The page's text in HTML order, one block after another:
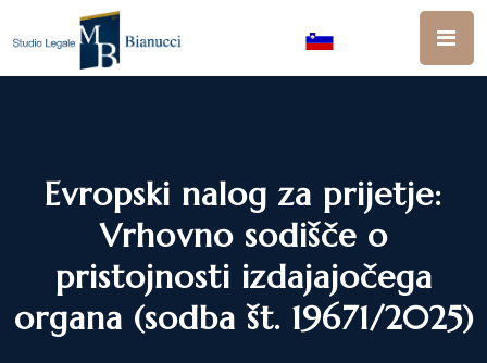
Evropski nalog za prijetje:
Vrhovno sodišče o
pristojnosti izdajajočega
organa (sodba št. 19671/2025)